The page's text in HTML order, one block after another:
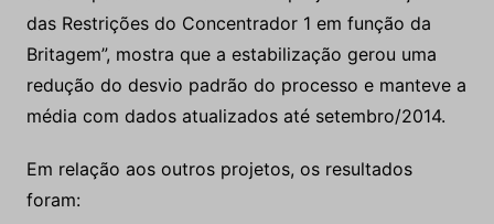
das Restrições do Concentrador 1 em função da
Britagem”, mostra que a estabilização gerou uma
redução do desvio padrão do processo e manteve a
média com dados atualizados até setembro/2014.
Em relação aos outros projetos, os resultados
foram: